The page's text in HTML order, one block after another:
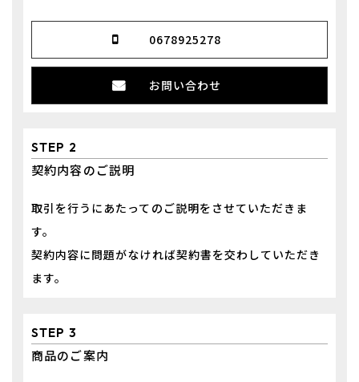
0678925278
お問い合わせ
STEP 2
契約内容のご説明
取引を行うにあたってのご説明をさせていただきま
す。
​​​​​​​契約内容に問題がなければ契約書を交わしていただき
ます。
STEP 3
商品のご案内